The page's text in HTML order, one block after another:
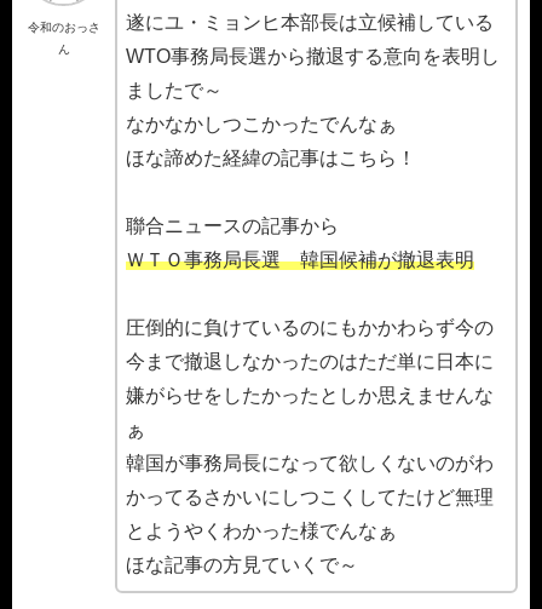
令和のおっさ
ん
遂にユ・ミョンヒ本部長は立候補している
WTO事務局長選から撤退する意向を表明し
ましたで～
なかなかしつこかったでんなぁ
ほな諦めた経緯の記事はこちら！
聯合ニュースの記事から
ＷＴＯ事務局長選 韓国候補が撤退表明
圧倒的に負けているのにもかかわらず今の
今まで撤退しなかったのはただ単に日本に
嫌がらせをしたかったとしか思えませんな
ぁ
韓国が事務局長になって欲しくないのがわ
かってるさかいにしつこくしてたけど無理
とようやくわかった様でんなぁ
ほな記事の方見ていくで～